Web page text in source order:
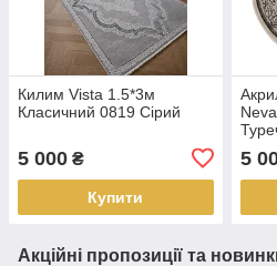
Килим Vista 1.5*3м
Класичний 0819 Сірий
5 000 ₴
Купити
5
Акційні пропозиції та